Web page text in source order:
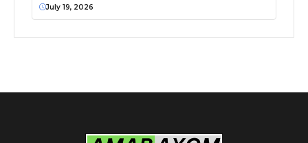
July 19, 2026